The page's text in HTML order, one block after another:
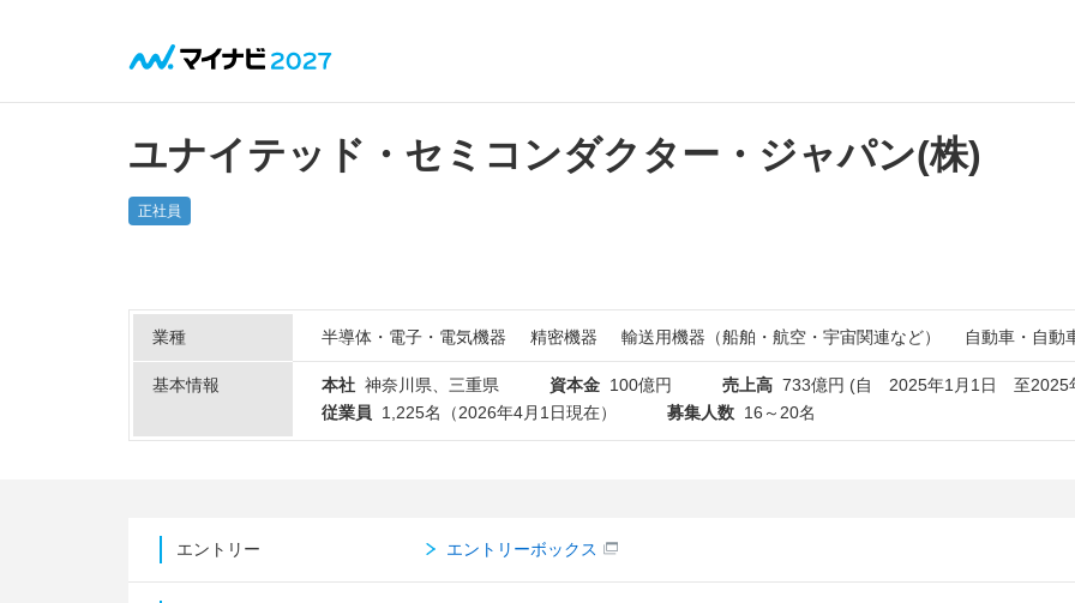
ユナイテッド・セミコンダクター・ジャパン(株)
正社員
業種 半導体・電子・電気機器 精密機器 輸送用機器（船舶・航空・宇宙関連など） 自動車・自動
基本情報 本社 神奈川県、三重県 資本金 100億円 売上高 733億円 (自 2025年1月1日 至2025
従業員
1,225名（2026年4月1日現在） 募集人数 16～20名
エントリー エントリーボックス